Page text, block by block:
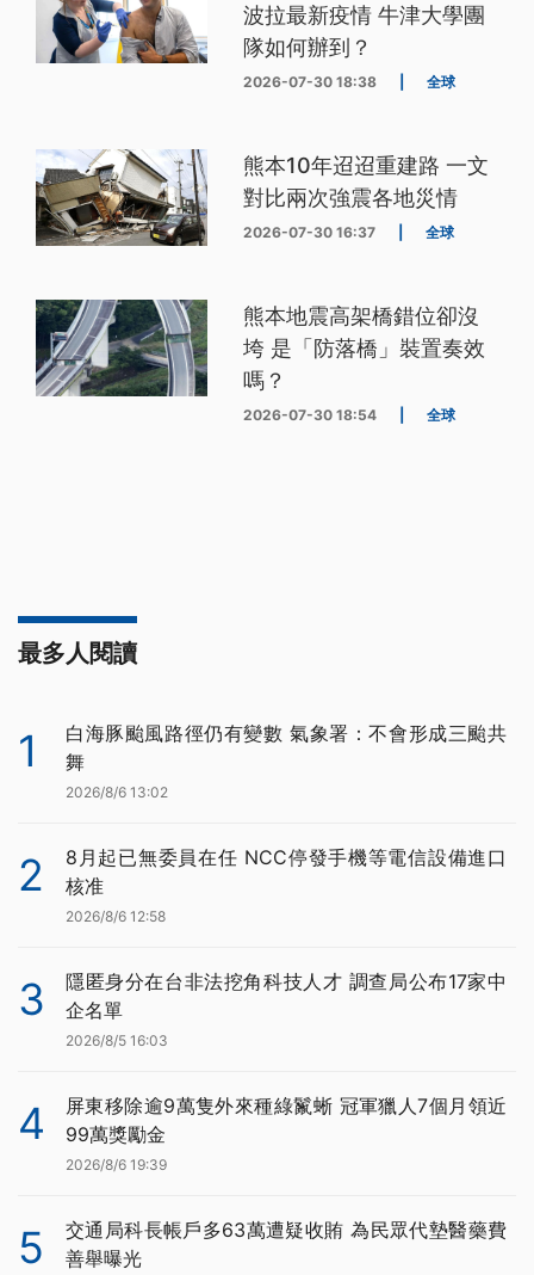
波拉最新疫情 牛津大學團
隊如何辦到？
2026-07-30 18:38 全球
熊本10年迢迢重建路 一文
對比兩次強震各地災情
2026-07-30 16:37 全球
熊本地震高架橋錯位卻沒
垮 是「防落橋」裝置奏效
嗎？
2026-07-30 18:54 全球
最多人閱讀
1
白海豚颱風路徑仍有變數 氣象署：不會形成三颱共
舞
2026/8/6 13:02
2
8月起已無委員在任 NCC停發手機等電信設備進口
核准
2026/8/6 12:58
3
隱匿身分在台非法挖角科技人才 調查局公布17家中
企名單
2026/8/5 16:03
4
屏東移除逾9萬隻外來種綠鬣蜥 冠軍獵人7個月領近
99萬獎勵金
2026/8/6 19:39
5
交通局科長帳戶多63萬遭疑收賄 為民眾代墊醫藥費
善舉曝光